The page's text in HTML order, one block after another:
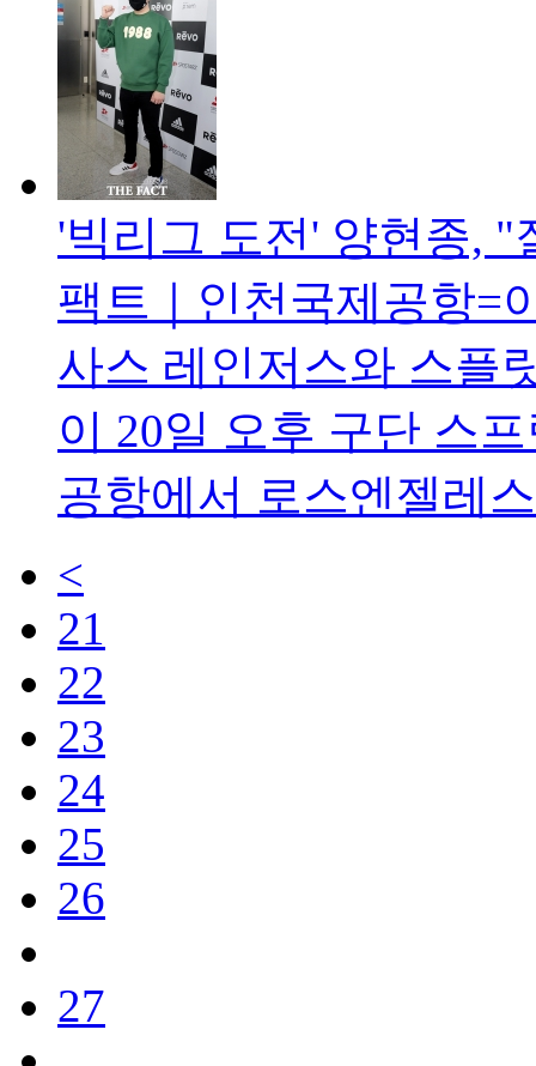
'빅리그 도전' 양현종,
팩트｜인천국제공항=
사스 레인저스와 스플
이 20일 오후 구단 스
공항에서 로스엔젤레
<
21
22
23
24
25
26
27